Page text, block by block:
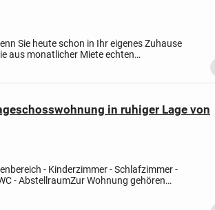
Sie heute schon in Ihr eigenes Zuhause
aus monatlicher Miete echten
modernen Effizienz-Bungalow von massa...
in ruhiger Lage von
- Kinderzimmer - Schlafzimmer -
- AbstellraumZur Wohnung gehören
der Kaltmiete enthalten), ein...